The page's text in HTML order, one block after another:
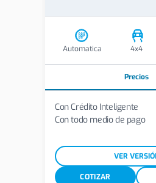
Automatica 4x4
Precios
Con Crédito Inteligente
Con todo medio de pago
VER
COTIZAR